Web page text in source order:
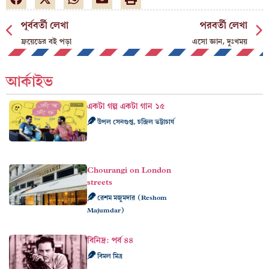
পূর্ববর্তী লেখা
ফ্রয়েডের বই পড়া
পরবর্তী লেখা
এসো জ্ঞান, দুঃখময়
আর্কাইভ
একটা গল্প একটা গান ১৫
উপল সেনগুপ্ত, চন্দ্রিল ভট্টাচার্য
Chourangi on London
streets
রেশম মজুমদার (Reshom
Majumdar)
বিনিদ্র: পর্ব ৪৪
বিমল মিত্র